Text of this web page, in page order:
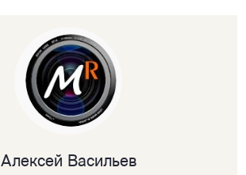
Алексей Васильев